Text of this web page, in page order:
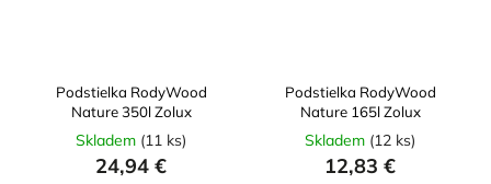
Podstielka RodyWood
Nature 350l Zolux
Skladem (11 ks)
24,94 €
Podstielka RodyWood
Nature 165l Zolux
Skladem (12 ks)
12,83 €